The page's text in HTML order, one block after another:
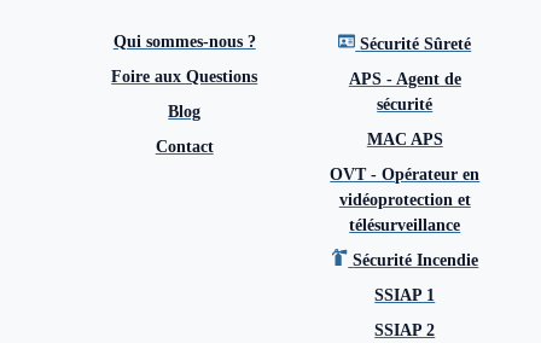
Qui sommes-nous ?
Foire aux Questions
Blog
Contact
Sécurité Sûreté
APS - Agent de
sécurité
MAC APS
OVT - Opérateur en
vidéoprotection et
télésurveillance
Sécurité Incendie
SSIAP 1
SSIAP 2